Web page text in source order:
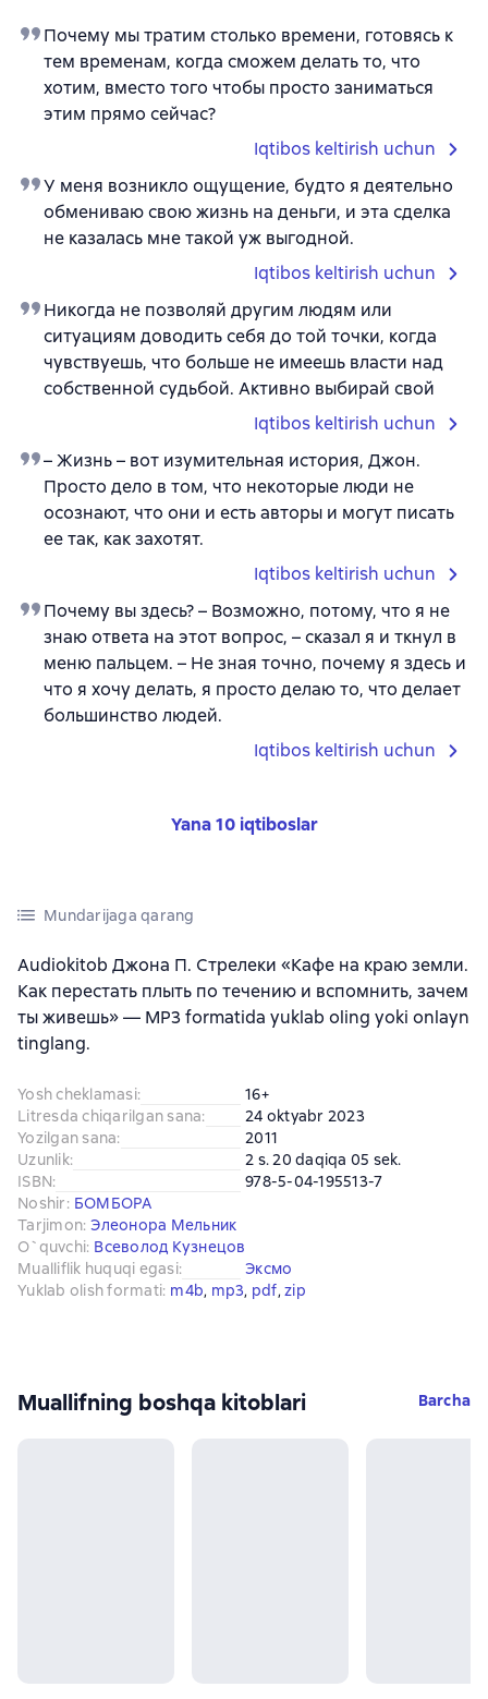
Почему мы тратим столько времени, готовясь к
тем временам, когда сможем делать то, что
хотим, вместо того чтобы просто заниматься
этим прямо сейчас?
Iqtibos keltirish uchun
У меня возникло ощущение, будто я деятельно
обмениваю свою жизнь на деньги, и эта сделка
не казалась мне такой уж выгодной.
Iqtibos keltirish uchun
Никогда не позволяй другим людям или
ситуациям доводить себя до той точки, когда
чувствуешь, что больше не имеешь власти над
собственной судьбой. Активно выбирай свой
Iqtibos keltirish uchun
– Жизнь – вот изумительная история, Джон.
Просто дело в том, что некоторые люди не
осознают, что они и есть авторы и могут писать
ее так, как захотят.
Iqtibos keltirish uchun
Почему вы здесь? – Возможно, потому, что я не
знаю ответа на этот вопрос, – сказал я и ткнул в
меню пальцем. – Не зная точно, почему я здесь и
что я хочу делать, я просто делаю то, что делает
большинство людей.
Iqtibos keltirish uchun
Yana 10 iqtiboslar
Mundarijaga qarang
Audiokitob Джона П. Стрелеки «Кафе на краю земли.
Как перестать плыть по течению и вспомнить, зачем
ты живешь» — MP3 formatida yuklab oling yoki onlayn
tinglang.
Yosh cheklamasi:
16+
Litresda chiqarilgan sana:
24 oktyabr 2023
Yozilgan sana:
2011
Uzunlik:
2 s. 20 daqiqa 05 sek.
ISBN:
978-5-04-195513-7
Noshir: БОМБОРА
Tarjimon: Элеонора Мельник
O`quvchi: Всеволод Кузнецов
Mualliflik huquqi egasi:
Эксмо
Yuklab olish formati: m4b, mp3, pdf, zip
Muallifning boshqa kitoblari Barcha